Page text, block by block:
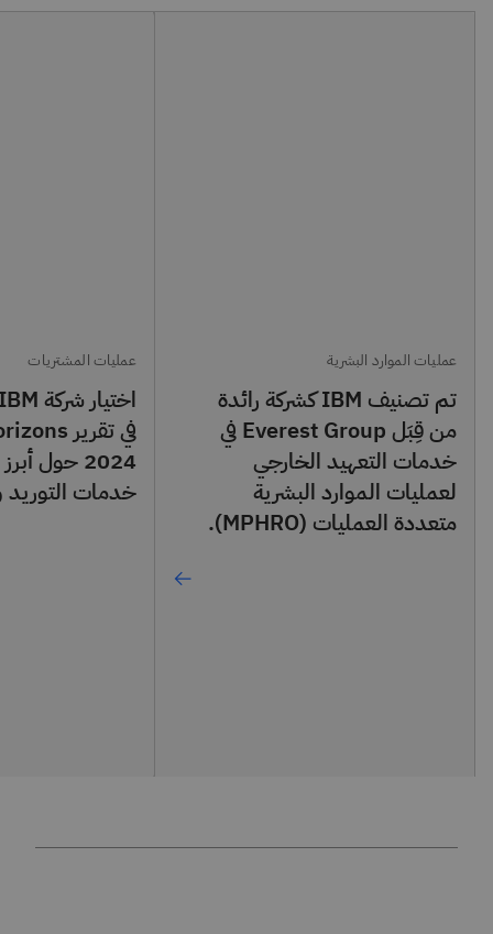
عمليات الموارد البشرية
تم تصنيف IBM كشركة رائدة
من قِبَل Everest Group في
خدمات التعهيد الخارجي
لعمليات الموارد البشرية
متعددة العمليات (MPHRO).
عمليات المشتريات
2024 حول
خدمات